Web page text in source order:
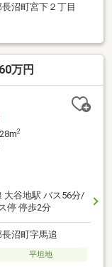
沼町宮下２丁目
万円
2
大谷地駅 バス56分/
停 停歩2分
沼町字馬追
平坦地